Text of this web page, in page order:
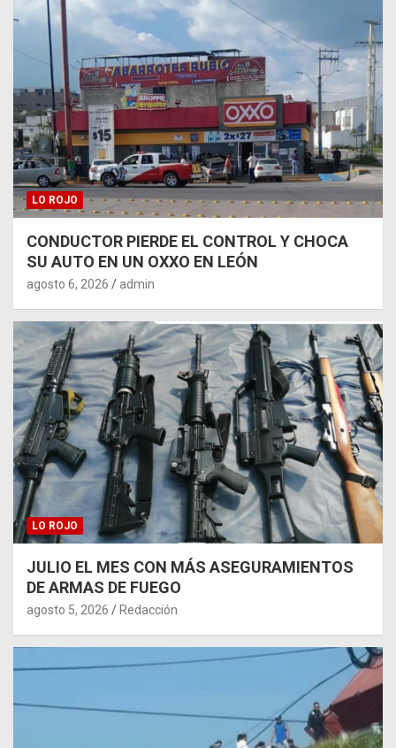
LO ROJO
CONDUCTOR PIERDE EL CONTROL Y CHOCA
SU AUTO EN UN OXXO EN LEÓN
agosto 6, 2026 admin
LO ROJO
JULIO EL MES CON MÁS ASEGURAMIENTOS
DE ARMAS DE FUEGO
agosto 5, 2026 Redacción